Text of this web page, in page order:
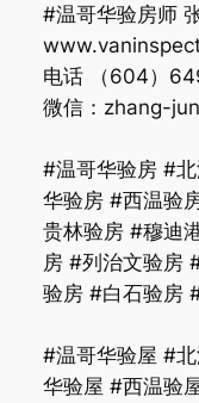
#温哥华验房师
电话 （604）
微信：zhang-
#温哥华验房 #
华验房 #西温验
贵林验房 #穆迪
房 #列治文验房
验房 #白石验房
#温哥华验屋 #
华验屋 #西温验